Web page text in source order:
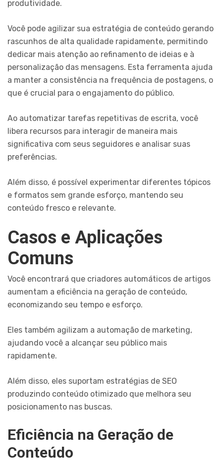
produtividade.
Você pode agilizar sua estratégia de conteúdo gerando
rascunhos de alta qualidade rapidamente, permitindo
dedicar mais atenção ao refinamento de ideias e à
personalização das mensagens. Esta ferramenta ajuda
a manter a consistência na frequência de postagens, o
que é crucial para o engajamento do público.
Ao automatizar tarefas repetitivas de escrita, você
libera recursos para interagir de maneira mais
significativa com seus seguidores e analisar suas
preferências.
Além disso, é possível experimentar diferentes tópicos
e formatos sem grande esforço, mantendo seu
conteúdo fresco e relevante.
Casos e Aplicações
Comuns
Você encontrará que criadores automáticos de artigos
aumentam a eficiência na geração de conteúdo,
economizando seu tempo e esforço.
Eles também agilizam a automação de marketing,
ajudando você a alcançar seu público mais
rapidamente.
Além disso, eles suportam estratégias de SEO
produzindo conteúdo otimizado que melhora seu
posicionamento nas buscas.
Eficiência na Geração de
Conteúdo